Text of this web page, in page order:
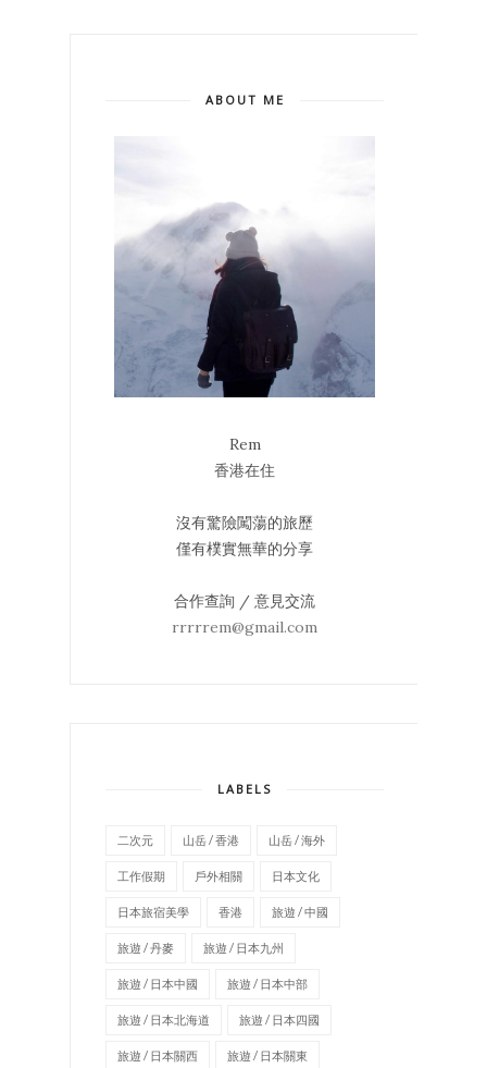
ABOUT ME
Rem
香港在住
沒有驚險闖蕩的旅歷
僅有樸實無華的分享
合作查詢 / 意見交流
rrrrrem@gmail.com
LABELS
二次元 山岳 / 香港 山岳 / 海外
工作假期 戶外相關 日本文化
日本旅宿美學 香港 旅遊 / 中國
旅遊 / 丹麥 旅遊 / 日本九州
旅遊 / 日本中國 旅遊 / 日本中部
旅遊 / 日本北海道 旅遊 / 日本四國
旅遊 / 日本關西 旅遊 / 日本關東